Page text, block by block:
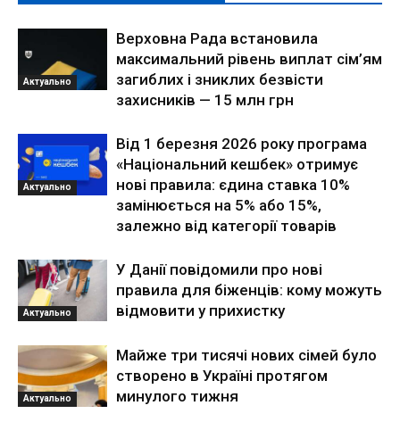
Актуально
Верховна Рада встановила
максимальний рівень виплат сім’ям
загиблих і зниклих безвісти
захисників — 15 млн грн
Актуально
Від 1 березня 2026 року програма
«Національний кешбек» отримує
нові правила: єдина ставка 10%
замінюється на 5% або 15%,
залежно від категорії товарів
Актуально
У Данії повідомили про нові
правила для біженців: кому можуть
відмовити у прихистку
Актуально
Майже три тисячі нових сімей було
створено в Україні протягом
минулого тижня